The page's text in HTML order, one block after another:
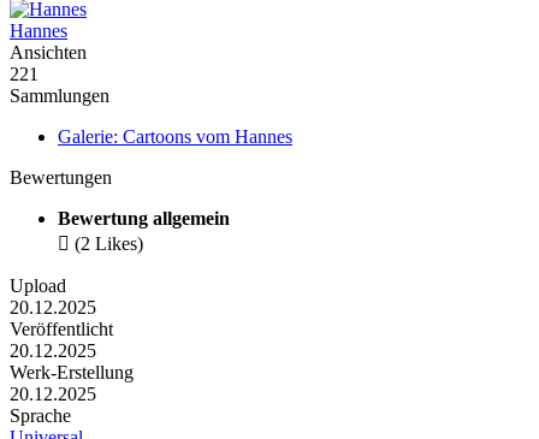
Hannes
Ansichten
221
Sammlungen
Galerie: Cartoons vom Hannes
Bewertungen
Bewertung allgemein
 (2 Likes)
Upload
20.12.2025
Veröffentlicht
20.12.2025
Werk-Erstellung
20.12.2025
Sprache